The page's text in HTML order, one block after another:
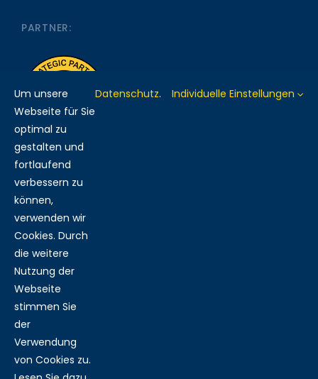
PARTNER:
MITGLIED BEI:
RECHTLICHES:
IMPRESSUM
Um unsere
Webseite für Sie
optimal zu
gestalten und
fortlaufend
verbessern zu
können,
verwenden wir
Cookies. Durch
die weitere
Nutzung der
Webseite
stimmen Sie
der
Verwendung
von Cookies zu.
Datenschutz. Individuelle Einstellungen